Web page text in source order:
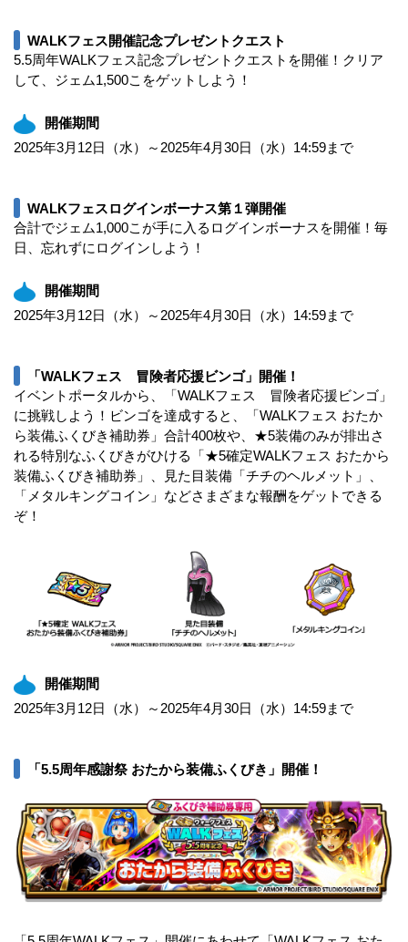
WALKフェス開催記念プレゼントクエスト
5.5周年WALKフェス記念プレゼントクエストを開催！クリア
して、ジェム1,500こをゲットしよう！
開催期間
2025年3月12日（水）～2025年4月30日（水）14:59まで
WALKフェスログインボーナス第１弾開催
合計でジェム1,000こが手に入るログインボーナスを開催！毎
日、忘れずにログインしよう！
開催期間
2025年3月12日（水）～2025年4月30日（水）14:59まで
「WALKフェス 冒険者応援ビンゴ」開催！
イベントポータルから、「WALKフェス 冒険者応援ビンゴ」
に挑戦しよう！ビンゴを達成すると、「WALKフェス おたか
ら装備ふくびき補助券」合計400枚や、★5装備のみが排出さ
れる特別なふくびきがひける「★5確定WALKフェス おたから
装備ふくびき補助券」、見た目装備「チチのヘルメット」、
「メタルキングコイン」などさまざまな報酬をゲットできる
ぞ！
開催期間
2025年3月12日（水）～2025年4月30日（水）14:59まで
「5.5周年感謝祭 おたから装備ふくびき」開催！